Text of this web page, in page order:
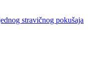
stravičnog pokušaja